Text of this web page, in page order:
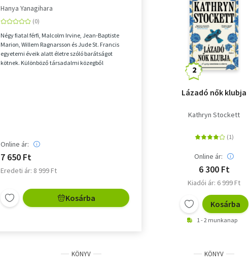
Hanya Yanagihara
Négy fiatal férfi, Malcolm Irvine, Jean-Baptiste
Marion, Willem Ragnarsson és Jude St. Francis
egyetemi éveik alatt életre szóló barátságot
kötnek. Különböző társadalmi közegből
Online ár:
7 650 Ft
Eredeti ár: 8 999 Ft
Kosárba
Lázadó nők klubja
Kathryn Stockett
Online ár:
6 300 Ft
Kiadói ár: 6 999 Ft
Kosárba
1 - 2 munkanap
KÖNYV KÖNYV